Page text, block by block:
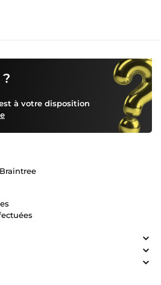
à votre disposition